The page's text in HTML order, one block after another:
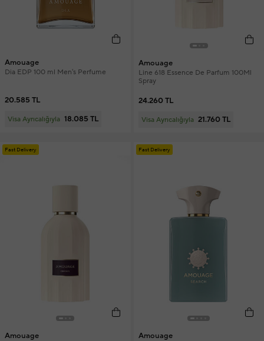
Amouage
Dia EDP 100 ml Men's Perfume
20.585 TL
Visa Ayrıcalığıyla 18.085 TL
Amouage
Line 618 Essence De Parfum 100Ml
Spray
24.260 TL
Visa Ayrıcalığıyla 21.760 TL
Fast Delivery
Amouage
Fast Delivery
Amouage